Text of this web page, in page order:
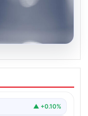
Kapsamlı
şehrin…
▲ +0.10%